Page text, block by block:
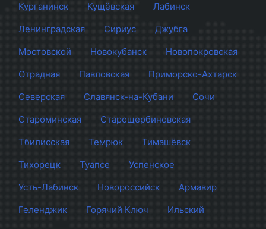
Курганинск
Кущёвская
Лабинск
Ленинградская
Сириус
Джубга
Мостовской
Новокубанск
Новопокровская
Отрадная
Павловская
Приморско-Ахтарск
Северская
Славянск-на-Кубани
Сочи
Староминская
Старощербиновская
Тбилисская
Темрюк
Тимашёвск
Тихорецк
Туапсе
Успенское
Усть-Лабинск
Новороссийск
Армавир
Геленджик
Горячий Ключ
Ильский